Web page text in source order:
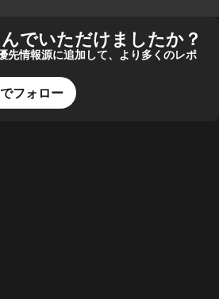
でいただけましたか？
情報源に追加して、より多くのレポ
フォロー